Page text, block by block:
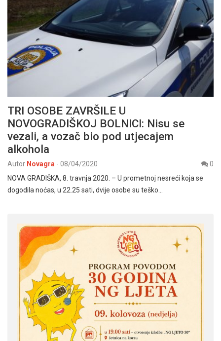
TRI OSOBE ZAVRŠILE U
NOVOGRADIŠKOJ BOLNICI: Nisu se
vezali, a vozač bio pod utjecajem
alkohola
Autor Novagra - 08/04/2020
0
NOVA GRADIŠKA, 8. travnja 2020. – U prometnoj nesreći koja se
dogodila noćas, u 22.25 sati, dvije osobe su teško…